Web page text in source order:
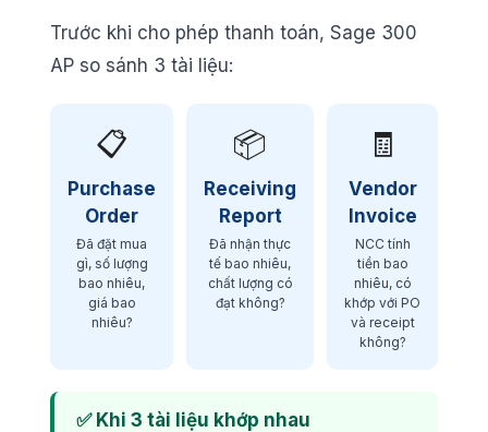
Trước khi cho phép thanh toán, Sage 300
AP so sánh 3 tài liệu:
📋
Purchase
Order
Đã đặt mua
gì, số lượng
bao nhiêu,
giá bao
nhiêu?
📦
Receiving
Report
Đã nhận thực
tế bao nhiêu,
chất lượng có
đạt không?
🧾
Vendor
Invoice
NCC tính
tiền bao
nhiêu, có
khớp với PO
và receipt
không?
✅ Khi 3 tài liệu khớp nhau